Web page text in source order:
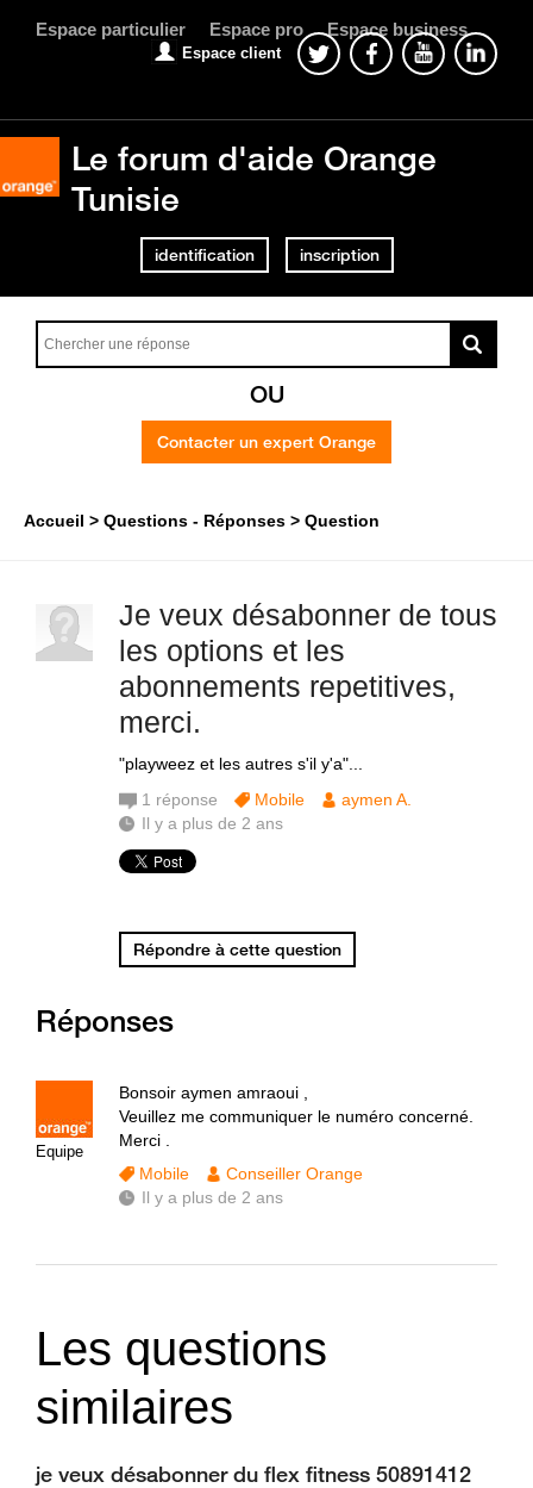
Espace particulier Espace pro Espace business
Espace client
Le forum d'aide Orange
Tunisie
identification inscription
OU
Contacter un expert Orange
Accueil Questions - Réponses Question
Je veux désabonner de tous
les options et les
abonnements repetitives,
merci.
"playweez et les autres s'il y'a"...
1 réponse Mobile
aymen A.
Il y a plus de 2 ans
Répondre à cette question
Réponses
Equipe
Bonsoir aymen amraoui ,
Veuillez me communiquer le numéro concerné.
Merci .
Mobile
Conseiller Orange
Il y a plus de 2 ans
Les questions
similaires
je veux désabonner du flex fitness 50891412